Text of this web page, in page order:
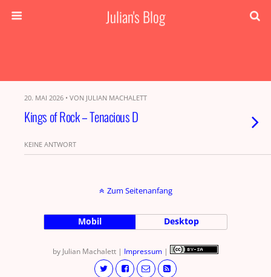
Julian's Blog
20. MAI 2026 • VON JULIAN MACHALETT
Kings of Rock – Tenacious D
KEINE ANTWORT
Zum Seitenanfang
Mobil Desktop
by Julian Machalett | Impressum |